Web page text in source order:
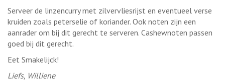
Serveer de linzencurry met zilvervliesrijst en eventueel verse
kruiden zoals peterselie of koriander. Ook noten zijn een
aanrader om bij dit gerecht te serveren. Cashewnoten passen
goed bij dit gerecht.
Eet Smakelijck!
Liefs, Williene